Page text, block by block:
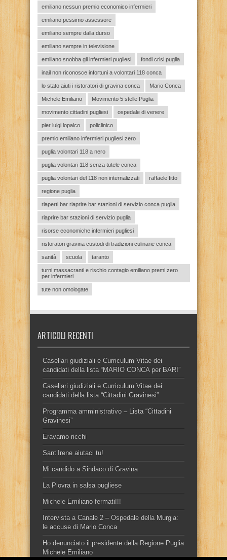
emiliano nessun premio economico infermieri
emiliano pessimo assessore
emiliano sempre dalla durso
emiliano sempre in televisione
emiliano snobba gli infermieri pugliesi fondi crisi puglia
inail non riconosce infortuni a volontari 118 conca
lo stato aiuti i ristoratori di gravina conca Mario Conca
Michele Emiliano Movimento 5 stelle Puglia
movimento cittadini pugliesi ospedale di venere
pier luigi lopalco policlinico
premio emiliano infermieri pugliesi zero
puglia volontari 118 a nero
puglia volontari 118 senza tutele conca
puglia volontari del 118 non internalizzati raffaele fitto
regione puglia
riaperti bar riaprire bar stazioni di servizio conca puglia
riaprire bar stazioni di servizio puglia
risorse economiche infermieri pugliesi
ristoratori gravina custodi di tradizioni culinarie conca
sanità scuola taranto
turni massacranti e rischio contagio emiliano premi zero
per infermieri
tute non omologate
ARTICOLI RECENTI
Casellari giudiziali e Curriculum Vitae dei
candidati della lista “MARIO CONCA per BARI”
Casellari giudiziali e Curriculum Vitae dei
candidati della lista “Cittadini Gravinesi”
Programma amministrativo – Lista “Cittadini
Gravinesi”
Eravamo ricchi
Sant’Irene aiutaci tu!
Mi candido a Sindaco di Gravina
La Piovra in salsa pugliese
Michele Emiliano fermati!!!
Intervista a Canale 2 – Ospedale della Murgia:
le accuse di Mario Conca
Ho denunciato il presidente della Regione Puglia
Michele Emiliano